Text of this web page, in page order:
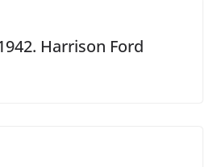
Harrison Ford